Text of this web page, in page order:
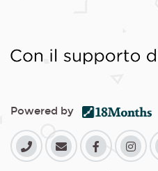
Powered by